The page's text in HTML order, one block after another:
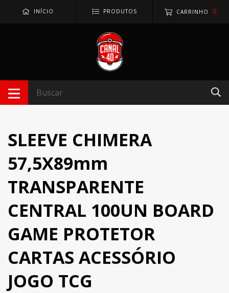
INÍCIO PRODUTOS CARRINHO 0
SLEEVE CHIMERA
57,5X89mm
TRANSPARENTE
CENTRAL 100UN BOARD
GAME PROTETOR
CARTAS ACESSÓRIO
JOGO TCG